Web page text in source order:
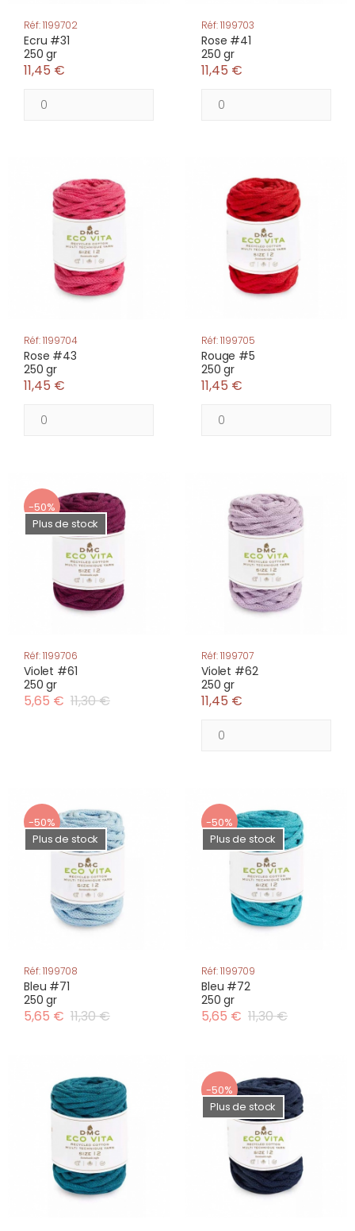
Réf: 1199702
Ecru #31
250 gr
11,45 €
Réf: 1199703
Rose #41
250 gr
11,45 €
Réf: 1199704
Rose #43
250 gr
11,45 €
Réf: 1199705
Rouge #5
250 gr
11,45 €
-50%
Plus de stock
Réf: 1199706
Violet #61
250 gr
5,65 € 11,30 €
Réf: 1199707
Violet #62
250 gr
11,45 €
-50%
Plus de stock
Réf: 1199708
Bleu #71
250 gr
5,65 € 11,30 €
-50%
Plus de stock
Réf: 1199709
Bleu #72
250 gr
5,65 € 11,30 €
-50%
Plus de stock